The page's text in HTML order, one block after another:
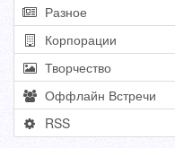
Разное
Корпорации
Творчество
Оффлайн Встречи
RSS